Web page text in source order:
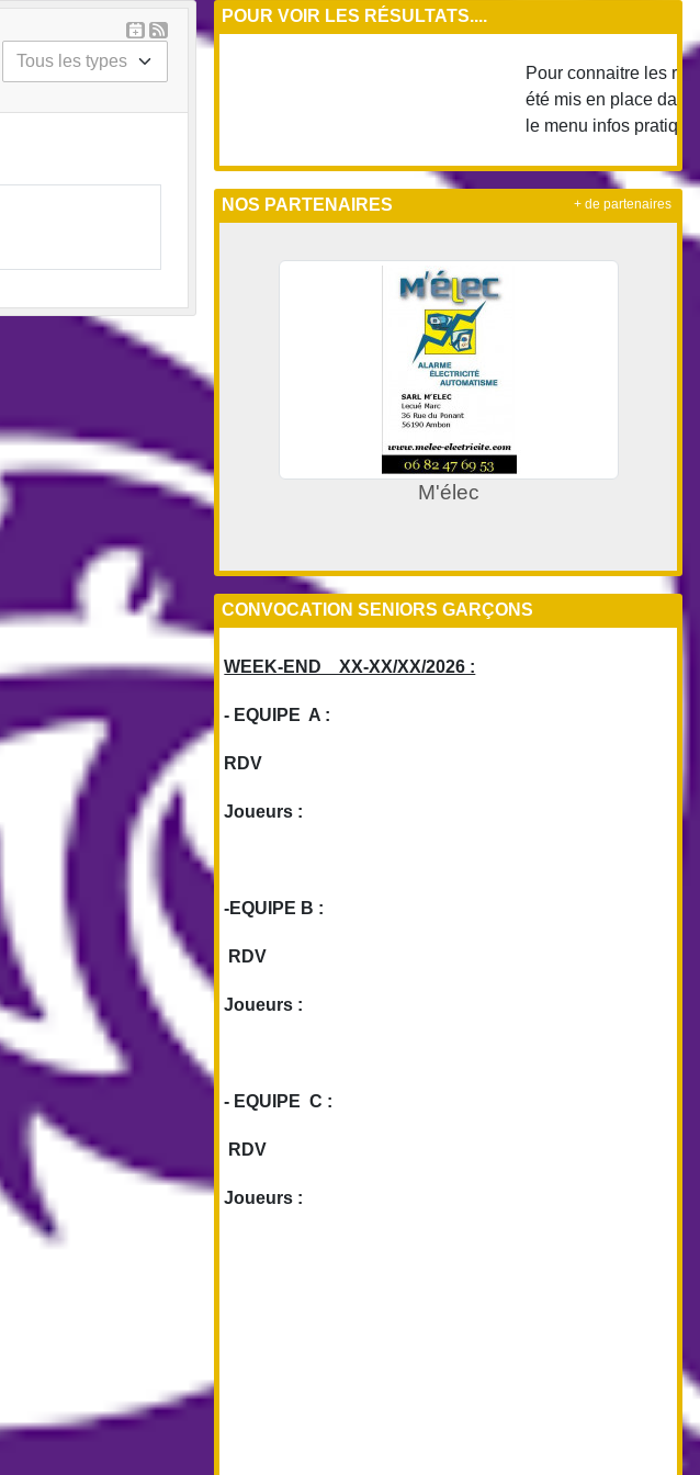
POUR VOIR LES RÉSULTATS....
Pour connaitre les
été mis en place dans
le menu infos
NOS PARTENAIRES
M'élec
+ de partenaires
CONVOCATION SENIORS GARÇONS
WEEK-END XX-XX/XX/2026 :
- EQUIPE A :
RDV
Joueurs :
-EQUIPE B :
RDV
Joueurs :
- EQUIPE C :
RDV
Joueurs :